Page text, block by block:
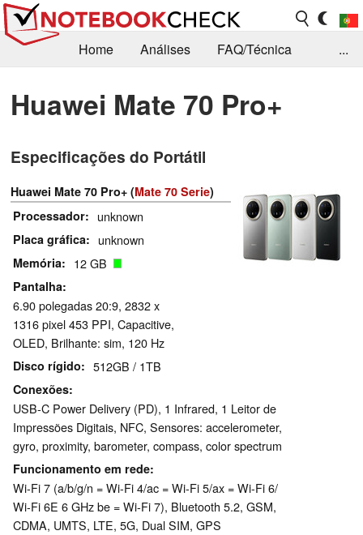
Home Análises
FAQ/Técnica
Busca
Contacto
...
Huawei Mate 70 Pro+
Especificações do Portátil
Huawei Mate 70 Pro+ (Mate 70 Serie)
Processador
unknown
Placa gráfica unknown
Memória 12 GB
Pantalha
6.90 polegadas 20:9, 2832 x
1316 pixel 453 PPI, Capacitive,
OLED, Brilhante: sim, 120 Hz
Disco rígido 512GB / 1TB
Conexões
USB-C Power Delivery (PD), 1 Infrared, 1 Leitor de
Impressões Digitais, NFC, Sensores: accelerometer,
gyro, proximity, barometer, compass, color spectrum
Funcionamento em rede
Wi-Fi 7 (a/b/g/n = Wi-Fi 4/ac = Wi-Fi 5/ax = Wi-Fi 6/
Wi-Fi 6E 6 GHz be = Wi-Fi 7), Bluetooth 5.2, GSM,
CDMA, UMTS, LTE, 5G, Dual SIM, GPS